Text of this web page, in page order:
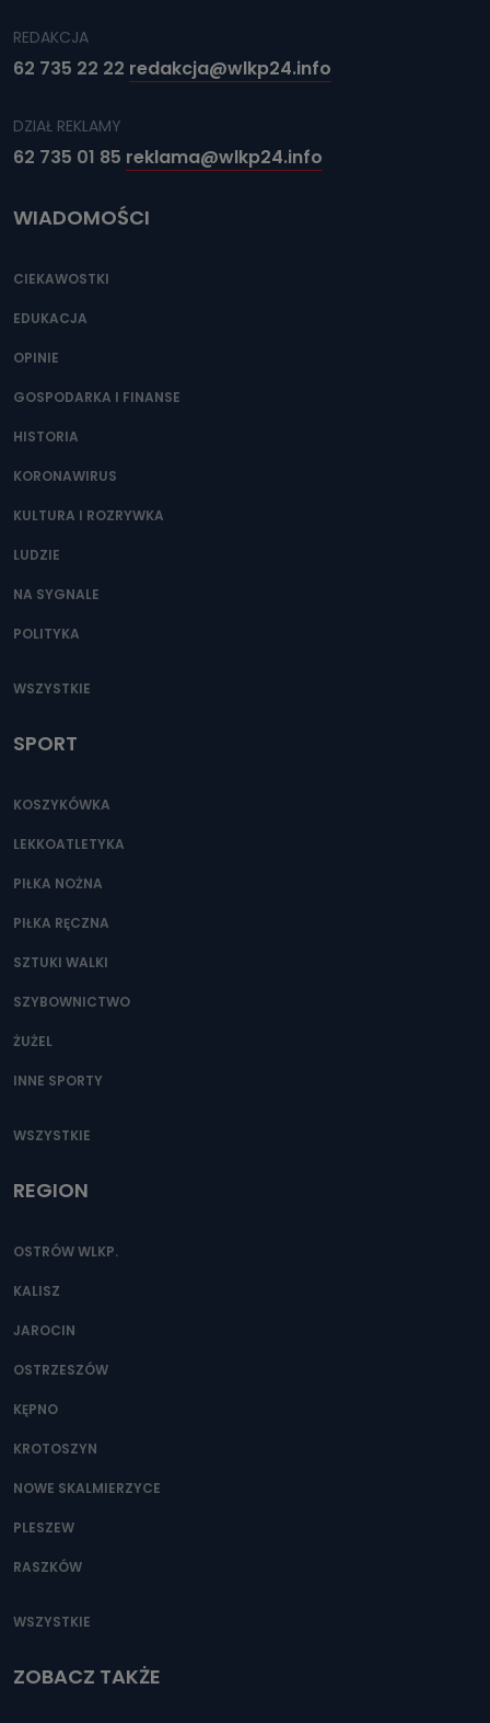
REDAKCJA
62 735 22 22 redakcja@wlkp24.info
DZIAŁ REKLAMY
62 735 01 85 reklama@wlkp24.info
WIADOMOŚCI
CIEKAWOSTKI
EDUKACJA
OPINIE
GOSPODARKA I FINANSE
HISTORIA
KORONAWIRUS
KULTURA I ROZRYWKA
LUDZIE
NA SYGNALE
POLITYKA
WSZYSTKIE
SPORT
KOSZYKÓWKA
LEKKOATLETYKA
PIŁKA NOŻNA
PIŁKA RĘCZNA
SZTUKI WALKI
SZYBOWNICTWO
ŻUŻEL
INNE SPORTY
WSZYSTKIE
REGION
OSTRÓW WLKP.
KALISZ
JAROCIN
OSTRZESZÓW
KĘPNO
KROTOSZYN
NOWE SKALMIERZYCE
PLESZEW
RASZKÓW
WSZYSTKIE
ZOBACZ TAKŻE